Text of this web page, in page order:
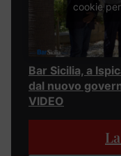
cookie
Bar Sicilia, a
dal nuovo
VIDEO